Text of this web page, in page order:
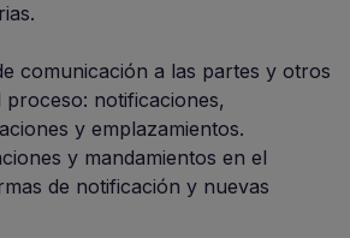
comunicación a las partes y otros
notificaciones,
y emplazamientos.
y mandamientos en el
de notificación y nuevas